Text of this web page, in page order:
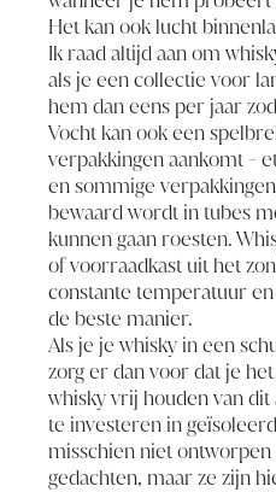
Het kan ook lucht
Ik raad altijd aan om
als je een collectie voor
hem dan eens per jaar
Vocht kan ook een
verpakkingen aankomt -
en sommige
bewaard wordt in tubes
kunnen gaan roesten.
of voorraadkast uit het
constante temperatuur
de beste manier.
Als je je whisky in een
zorg er dan voor dat je
whisky vrij houden van
te investeren in
misschien niet
gedachten, maar ze zijn